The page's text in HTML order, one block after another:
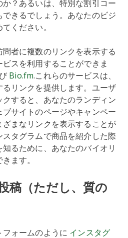
？あるいは、特別な割引コー
できるでしょう。あなたのビジ
ください。
者に複数のリンクを表示する
スを利用することができま
Bio.fm.これらのサービスは、
リンクを提供します。ユーザ
すると、あなたのランディン
サイトのページやキャンペー
まなリンクを表示することが
タグラムで商品を紹介した際
るために、あなたのバイオリ
ます。
稿（ただし、質の
ォームのように インスタグ